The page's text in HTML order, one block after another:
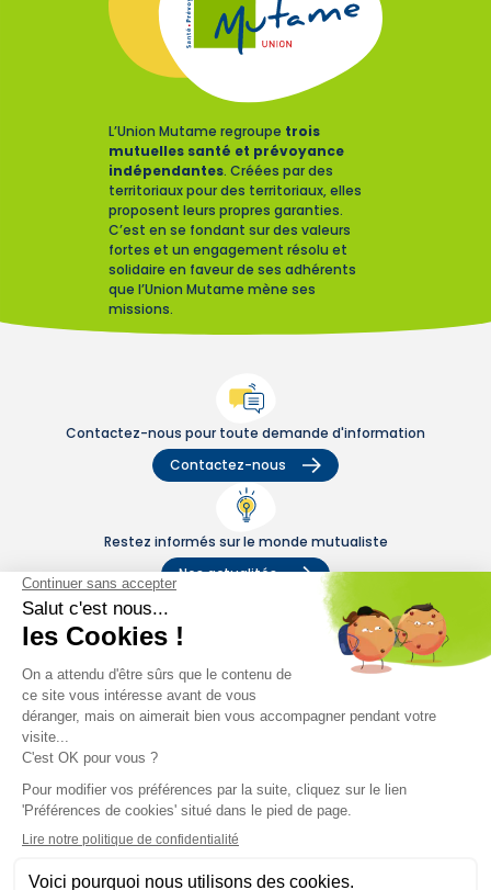
L’Union Mutame regroupe trois
mutuelles santé et prévoyance
indépendantes. Créées par des
territoriaux pour des territoriaux, elles
proposent leurs propres garanties.
C’est en se fondant sur des valeurs
fortes et un engagement résolu et
solidaire en faveur de ses adhérents
que l’Union Mutame mène ses
missions.
Contactez-nous pour toute demande d'information
Contactez-nous
Restez informés sur le monde mutualiste
Nos actualités
Nos magazines